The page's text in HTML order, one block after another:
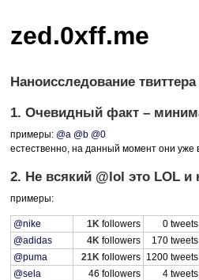
zed.0xff.me
Наноисследование твиттера
1. Очевидный факт –
примеры: @a @b @0
естественно, на данный момент они уже
2. Не всякий @lol это LOLи
примеры:
@nike 1K followers 0 tweets
@adidas
4K followers 170 tweets
@puma
21K followers 1200 tweets
@sela
46 followers 4 tweets